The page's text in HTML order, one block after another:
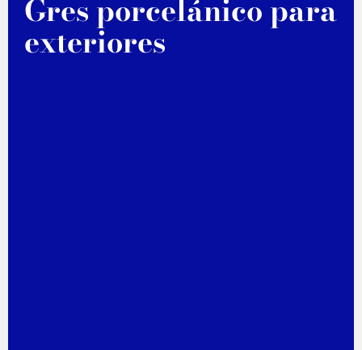
Gres porcelánico para
exteriores